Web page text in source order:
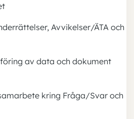
Avvikelser/ÄTA och
av data och dokument
kring Fråga/Svar och